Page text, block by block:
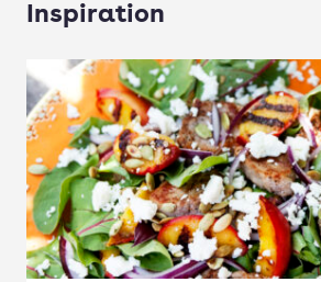
Inspiration